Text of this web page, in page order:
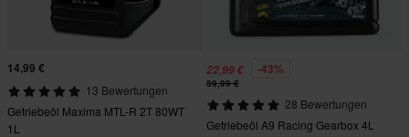
14,99 €
13 Bewertungen
Getriebeöl Maxima MTL-R 2T 80WT
1L
22,99 € -43%
39,99 €
28 Bewertungen
Getriebeöl A9 Racing Gearbox 4L